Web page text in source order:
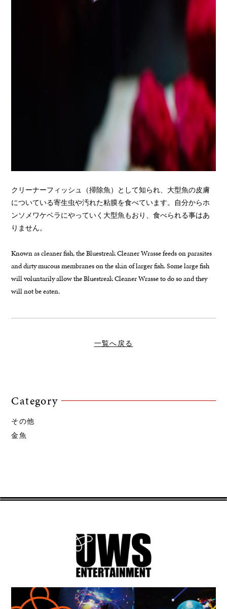
クリーナーフィッシュ（掃除魚）として知られ、大型魚の皮膚
についている寄生虫や汚れた粘膜を食べています。自分からホ
ンソメワケベラにやっていく大型魚もおり、食べられる事はあ
りません。
Known as cleaner fish, the Bluestreak Cleaner Wrasse feeds on parasites
and dirty mucous membranes on the skin of larger fish. Some large fish
will voluntarily allow the Bluestreak Cleaner Wrasse to do so and they
will not be eaten.
一覧へ戻る
Category
その他
金魚